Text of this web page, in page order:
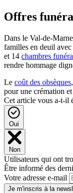
Offres
Dans le Val-de-
familles en deuil
et 14 chambres
rendre hommage
Le coût des obsèques
pour une crémation et
Cet article vous a-t-il
Oui
Non
Utilisateurs qui ont
Être informé des
Votre adresse e-mail
Je m'inscris à la